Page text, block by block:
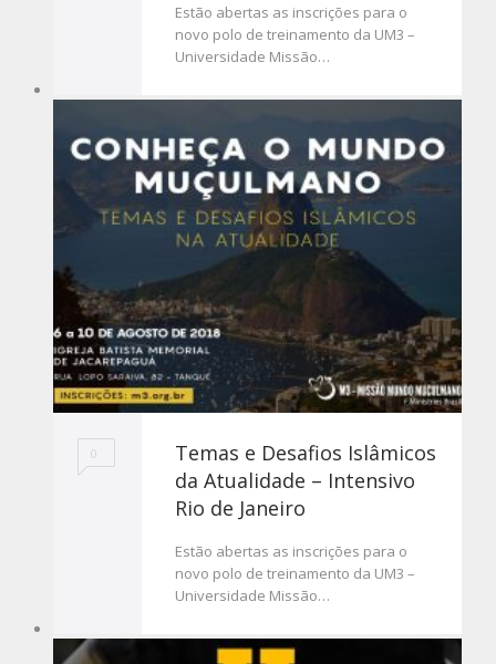
Estão abertas as inscrições para o
novo polo de treinamento da UM3 –
Universidade Missão…
0
Temas e Desafios Islâmicos
da Atualidade – Intensivo
Rio de Janeiro
Estão abertas as inscrições para o
novo polo de treinamento da UM3 –
Universidade Missão…